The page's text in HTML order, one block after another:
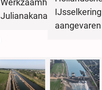
Werkzaamheden
Julianakanaal IJsselkering
aangevaren